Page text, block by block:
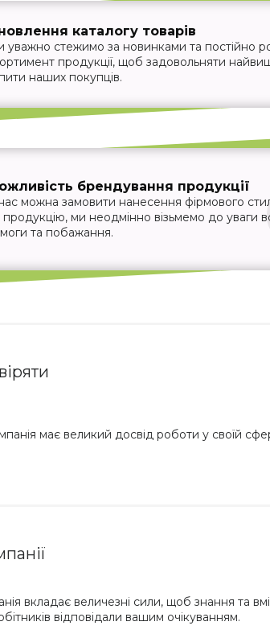
каталогу товарів
уважно стежимо за новинками та постійно
продукції, щоб задовольняти
наших покупців.
брендування продукції
можна замовити нанесення фірмового
продукцію, ми неодмінно візьмемо до уваги
та побажання.
має великий досвід роботи у своїй
вкладає величезні сили, щоб знання та
відповідали вашим очікуванням.